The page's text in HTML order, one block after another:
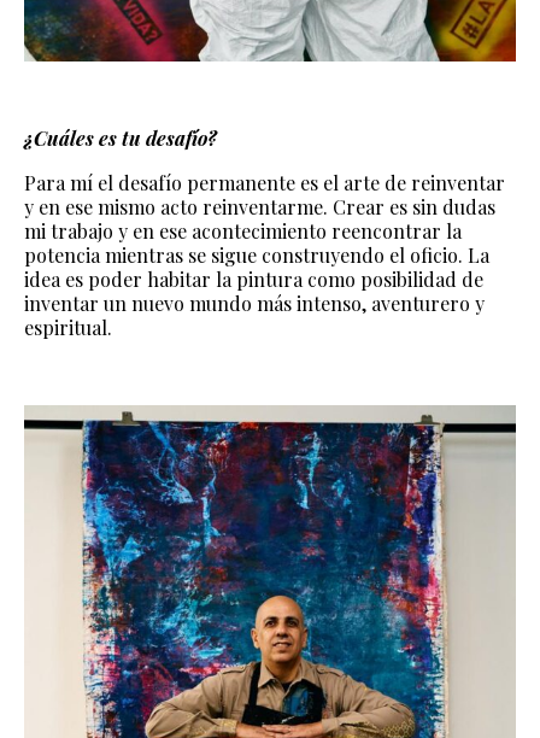
¿Cuáles es tu desafío?
Para mí el desafío permanente es el arte de reinventar
y en ese mismo acto reinventarme. Crear es sin dudas
mi trabajo y en ese acontecimiento reencontrar la
potencia mientras se sigue construyendo el oficio. La
idea es poder habitar la pintura como posibilidad de
inventar un nuevo mundo más intenso, aventurero y
espiritual.